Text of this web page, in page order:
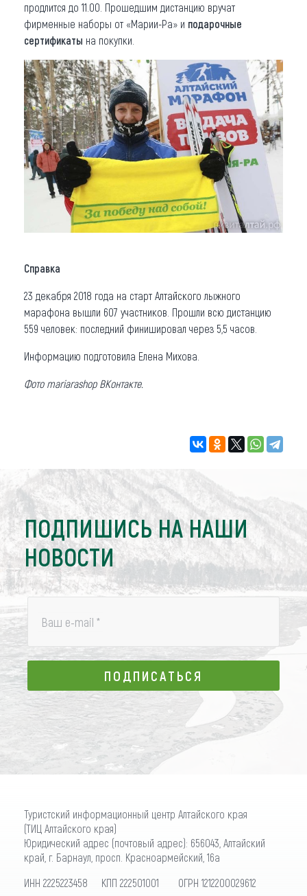
продлится до 11.00. Прошедшим дистанцию вручат
фирменные наборы от «Марии-Ра» и подарочные
сертификаты на покупки.
Справка
23 декабря 2018 года на старт Алтайского лыжного
марафона вышли 607 участников. Прошли всю дистанцию
559 человек: последний финишировал через 5,5 часов.
Информацию подготовила Елена Михова.
Фото mariarashop ВКонтакте.
ПОДПИШИСЬ НА НАШИ
НОВОСТИ
Ваш e-mail *
ПОДПИСАТЬСЯ
ПОДПИСАТЬСЯ
Туристский информационный центр Алтайского края
(ТИЦ Алтайского края)
Юридический адрес (почтовый адрес): 656043, Алтайский
край, г. Барнаул, просп. Красноармейский, 16а
ИНН 2225223458 КПП 222501001 ОГРН 1212200029612